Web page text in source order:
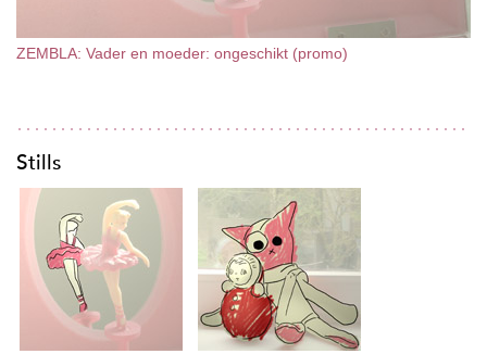
ZEMBLA: Vader en moeder: ongeschikt (promo)
Stills